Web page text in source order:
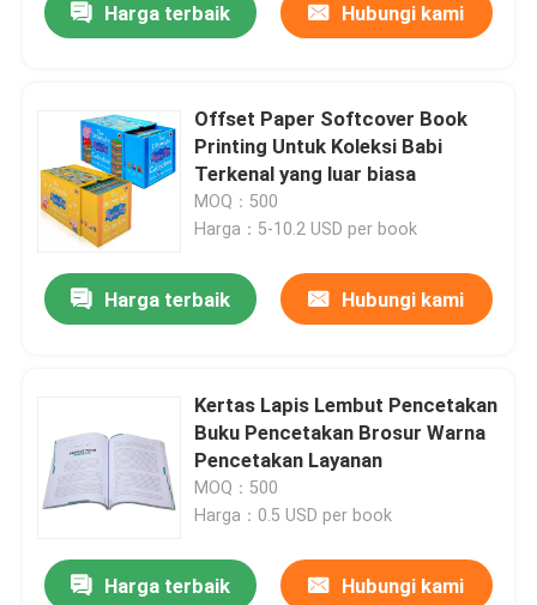
Harga terbaik Hubungi kami
Offset Paper Softcover Book
Printing Untuk Koleksi Babi
Terkenal yang luar biasa
MOQ：500
Harga：5-10.2 USD per book
Harga terbaik Hubungi kami
Kertas Lapis Lembut Pencetakan
Buku Pencetakan Brosur Warna
Pencetakan Layanan
MOQ：500
Harga：0.5 USD per book
Harga terbaik Hubungi kami